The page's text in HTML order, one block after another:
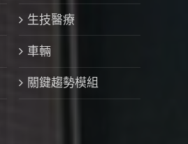
生技醫療
車輛
關鍵趨勢模組